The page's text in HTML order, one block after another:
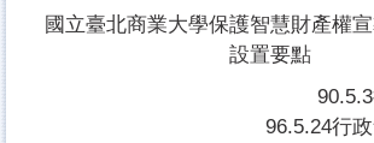
國立臺北商業大學保護智慧財產權
設置要點
90.5.3
96.5.24行